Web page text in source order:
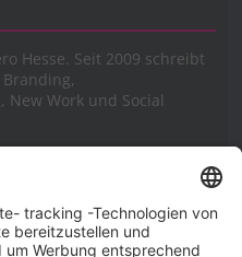
Hesse. Seit 2009 schreibt
New Work und Social